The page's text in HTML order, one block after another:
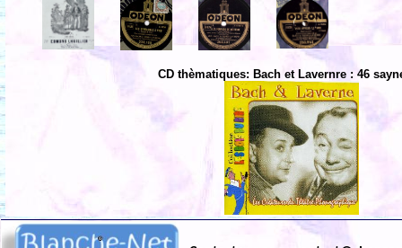
CD thèmatiques: Bach et Lavernre : 46